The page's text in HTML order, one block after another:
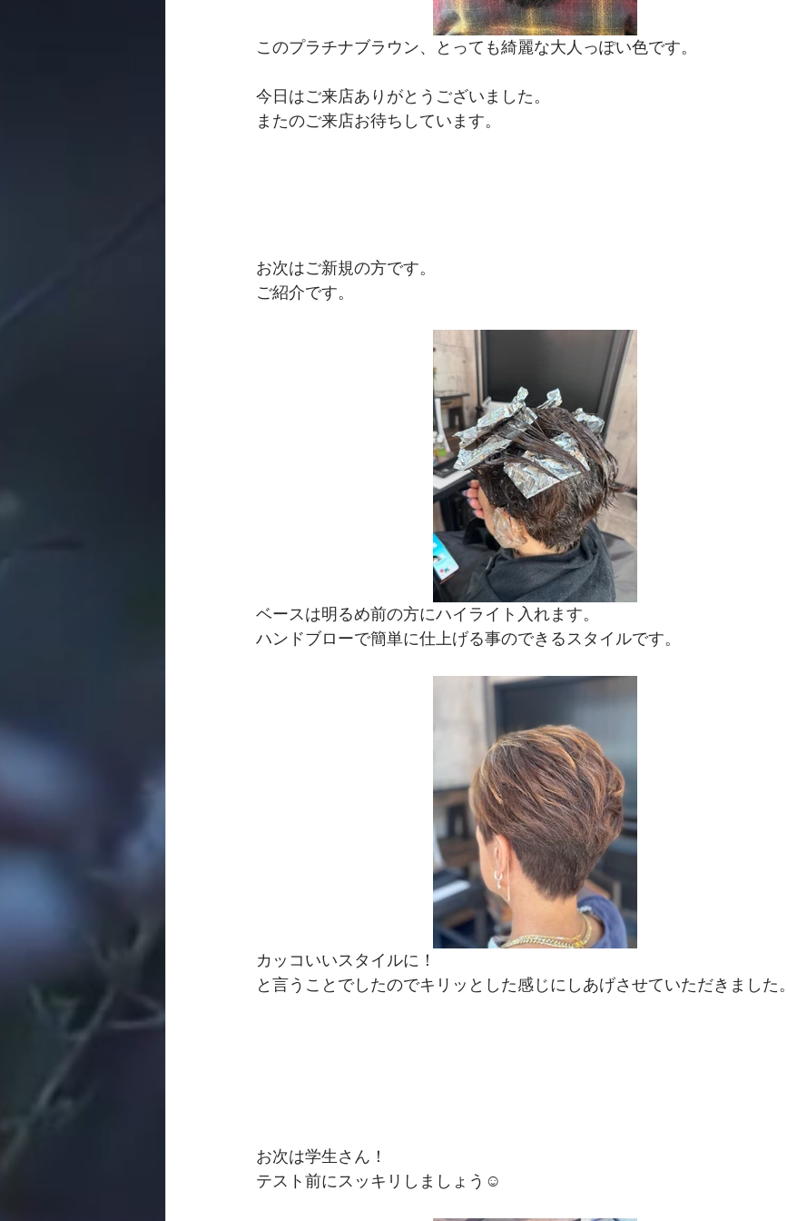
このプラチナブラウン、とっても綺麗な大人っぽい色です。
今日はご来店ありがとうございました。
またのご来店お待ちしています。
お次はご新規の方です。
ご紹介です。
ベースは明るめ前の方にハイライト入れます。
ハンドブローで簡単に仕上げる事のできるスタイルです。
カッコいいスタイルに！
と言うことでしたのでキリッとした感じにしあげさせていただきました。
お次は学生さん！
テスト前にスッキリしましょう☺